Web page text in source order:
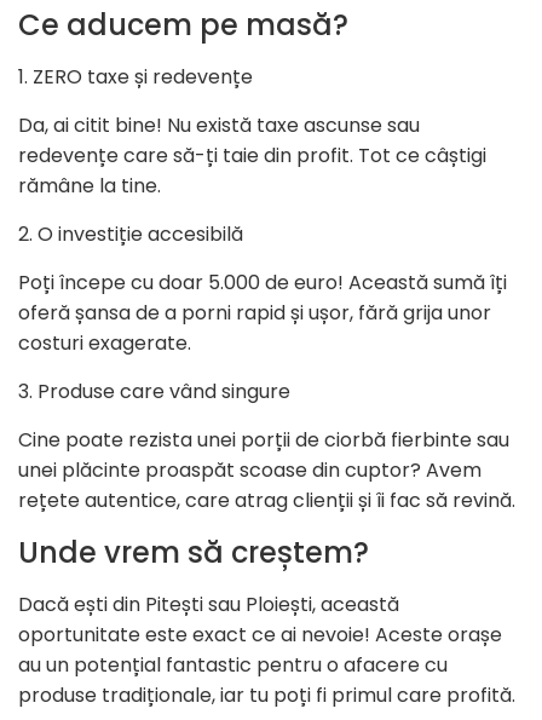
Ce aducem pe masă?
1. ZERO taxe și redevențe
Da, ai citit bine! Nu există taxe ascunse sau
redevențe care să-ți taie din profit. Tot ce câștigi
rămâne la tine.
2. O investiție accesibilă
Poți începe cu doar 5.000 de euro! Această sumă îți
oferă șansa de a porni rapid și ușor, fără grija unor
costuri exagerate.
3. Produse care vând singure
Cine poate rezista unei porții de ciorbă fierbinte sau
unei plăcinte proaspăt scoase din cuptor? Avem
rețete autentice, care atrag clienții și îi fac să revină.
Unde vrem să creștem?
Dacă ești din Pitești sau Ploiești, această
oportunitate este exact ce ai nevoie! Aceste orașe
au un potențial fantastic pentru o afacere cu
produse tradiționale, iar tu poți fi primul care profită.